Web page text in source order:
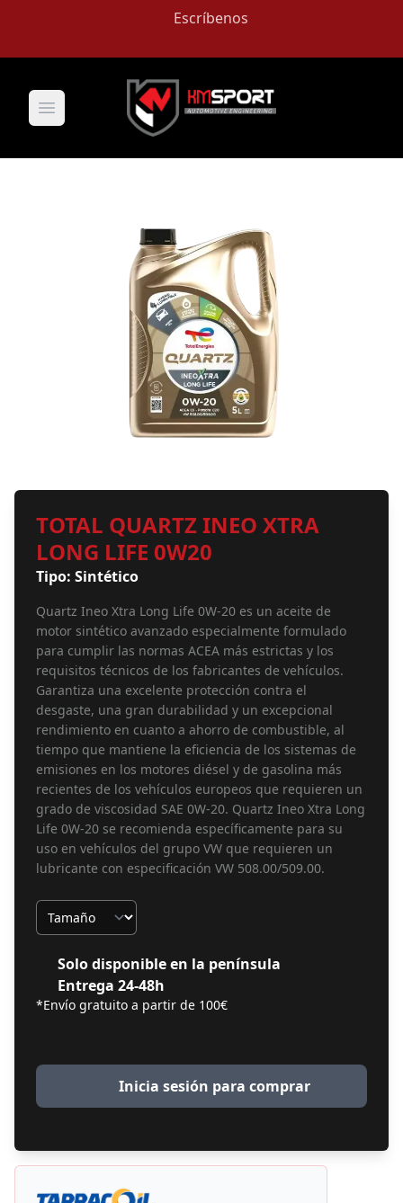
Escríbenos
Open main menu
TOTAL QUARTZ INEO XTRA
LONG LIFE 0W20
Tipo: Sintético
Quartz Ineo Xtra Long Life 0W-20 es un aceite de
motor sintético avanzado especialmente formulado
para cumplir las normas ACEA más estrictas y los
requisitos técnicos de los fabricantes de vehículos.
Garantiza una excelente protección contra el
desgaste, una gran durabilidad y un excepcional
rendimiento en cuanto a ahorro de combustible, al
tiempo que mantiene la eficiencia de los sistemas de
emisiones en los motores diésel y de gasolina más
recientes de los vehículos europeos que requieren un
grado de viscosidad SAE 0W-20. Quartz Ineo Xtra Long
Life 0W-20 se recomienda específicamente para su
uso en vehículos del grupo VW que requieren un
lubricante con especificación VW 508.00/509.00.
Tamaño
Solo disponible en la península
Entrega 24-48h
*Envío gratuito a partir de 100€
Inicia sesión para comprar